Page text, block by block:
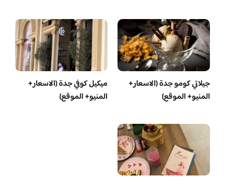
جيلاتي كومو جدة (الاسعار+
المنيو+ الموقع)
ميكيل كوفي جدة (الاسعار+
المنيو+ الموقع)